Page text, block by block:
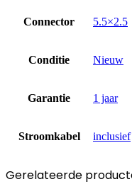
Connector 5.5×2.5
Conditie Nieuw
Garantie 1 jaar
Stroomkabel inclusief
Gerelateerde